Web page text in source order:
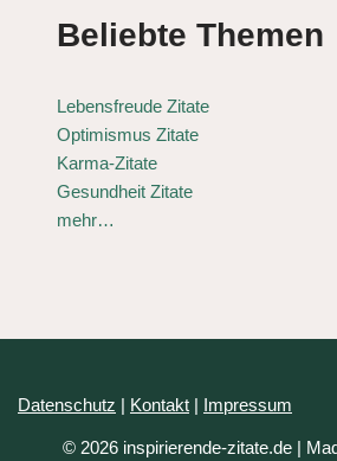
Beliebte Themen
Lebensfreude Zitate
Optimismus Zitate
Karma-Zitate
Gesundheit Zitate
mehr…
Datenschutz | Kontakt | Impressum
© 2026 inspirierende-zitate.de |